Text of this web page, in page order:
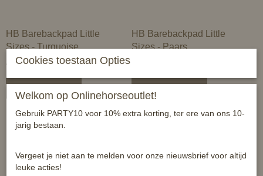
HB Barebackpad Little
Sizes - Turquoise
€ 85,95
HB Barebackpad Little
Sizes - Paars
Cookies toestaan Opties
Welkom op Onlinehorseoutlet!
Gebruik PARTY10 voor 10% extra korting, ter ere van ons 10-
jarig bestaan.
Vergeet je niet aan te melden voor onze nieuwsbrief voor altijd
leuke acties!